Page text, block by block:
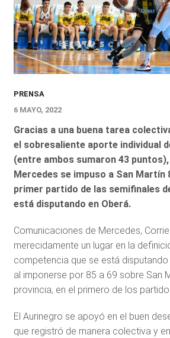
PRENSA
6 MAYO, 2022
Gracias a una buena tarea
el sobresaliente aporte individual
(entre ambos sumaron 43 puntos),
Mercedes se impuso a San Martín
primer partido de las semifinales
está disputando en Oberá.
Comunicaciones de Mercedes,
merecidamente un lugar en la
competencia que se está disputando
al imponerse por 85 a 69 sobre San
provincia, en el primero de los
El Aurinegro se apoyó en el buen
que registró de manera colectiva y